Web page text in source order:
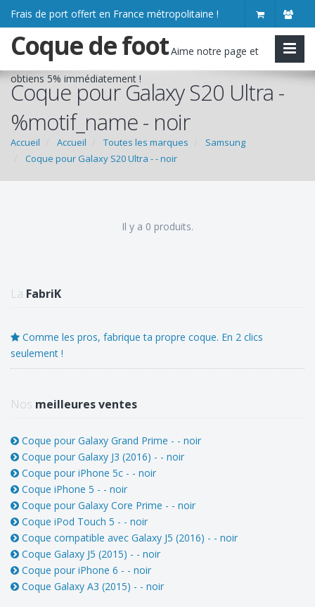
Frais de port offert en France métropolitaine !
Coque de footAime notre page et
obtiens 5% immédiatement !
Coque pour Galaxy S20 Ultra -
%motif_name - noir
Accueil Accueil Toutes les marques
Samsung
Coque pour Galaxy S20 Ultra - - noir
Il y a 0 produits.
La FabriK
Comme les pros, fabrique ta propre coque. En 2 clics
seulement !
Nos meilleures ventes
Coque pour Galaxy Grand Prime - - noir
Coque pour Galaxy J3 (2016) - - noir
Coque pour iPhone 5c - - noir
Coque iPhone 5 - - noir
Coque pour Galaxy Core Prime - - noir
Coque iPod Touch 5 - - noir
Coque compatible avec Galaxy J5 (2016) - - noir
Coque Galaxy J5 (2015) - - noir
Coque pour iPhone 6 - - noir
Coque Galaxy A3 (2015) - - noir